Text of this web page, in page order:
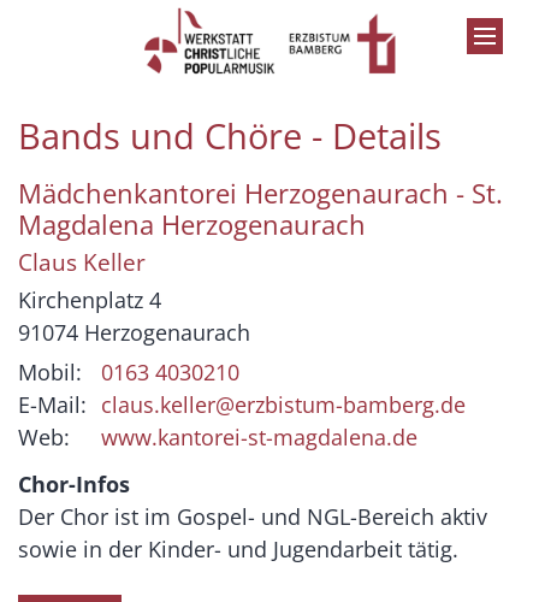
Zum Inhalt springen
Bands und Chöre - Details
Mädchenkantorei Herzogenaurach - St.
Magdalena Herzogenaurach
Claus Keller
Kirchenplatz 4
91074 Herzogenaurach
Mobil:
0163 4030210
E-Mail: claus.keller@erzbistum-bamberg.de
Web:
www.kantorei-st-magdalena.de
Chor-Infos
Der Chor ist im Gospel- und NGL-Bereich aktiv
sowie in der Kinder- und Jugendarbeit tätig.